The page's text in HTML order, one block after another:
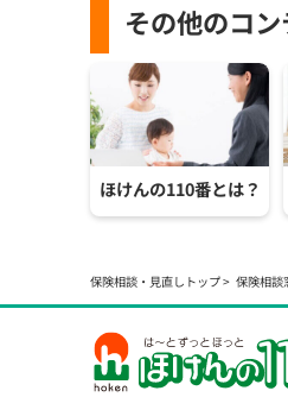
その他のコ
ほけんの110番とは？
保険相談・見直しトップ 保険相談